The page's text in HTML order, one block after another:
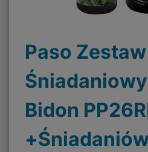
Paso Zestaw
Bidon